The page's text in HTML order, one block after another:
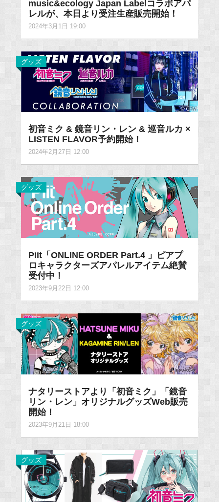
music&ecology Japan Labelコラボアパ
レルが、本日より受注生産販売開始！
2024年3月1日 19:00
グッズ
初音ミク & 鏡音リン・レン & 巡音ルカ ×
LISTEN FLAVOR予約開始！
2024年2月27日 12:00
グッズ
Piit「ONLINE ORDER Part.4 」ピアプ
ロキャラクターズアパレルアイテム絶賛
受付中！
2023年9月22日 12:00
グッズ
ナタリーストアより「初音ミク」「鏡音
リン・レン」オリジナルグッズWeb販売
開始！
2023年9月21日 18:00
グッズ